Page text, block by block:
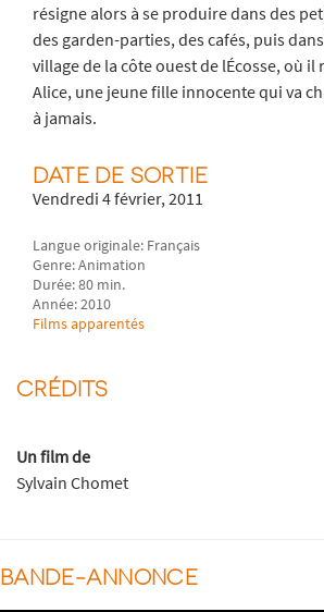
résigne alors à se produire dans des
des garden-parties, des cafés, puis dans
village de la côte ouest de lÉcosse, où
Alice, une jeune fille innocente qui va
à jamais.
DATE DE SORTIE
Vendredi 4 février, 2011
Langue originale: Français
Genre: Animation
Durée: 80 min.
Année: 2010
Films apparentés
CRÉDITS
Un film de
Sylvain Chomet
BANDE-ANNONCE